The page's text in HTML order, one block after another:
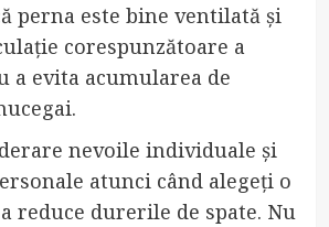
perna este bine ventilată și
corespunzătoare a
a evita acumularea de
nevoile individuale și
atunci când alegeți o
reduce durerile de spate. Nu